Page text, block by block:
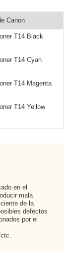
Canon
T14 Black
T14 Cyan
T14 Magenta
T14 Yellow
en el
mala
de la
defectos
por el